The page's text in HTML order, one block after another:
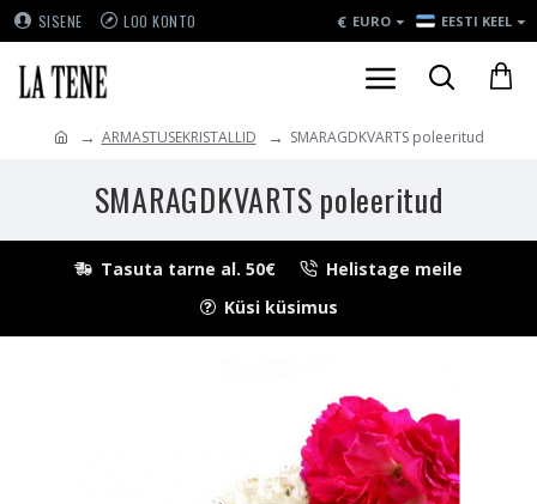
SISENE LOO KONTO € EURO EESTI KEEL
ARMASTUSEKRISTALLID SMARAGDKVARTS poleeritud
SMARAGDKVARTS poleeritud
Tasuta tarne al. 50€
Helistage meile
Küsi küsimus